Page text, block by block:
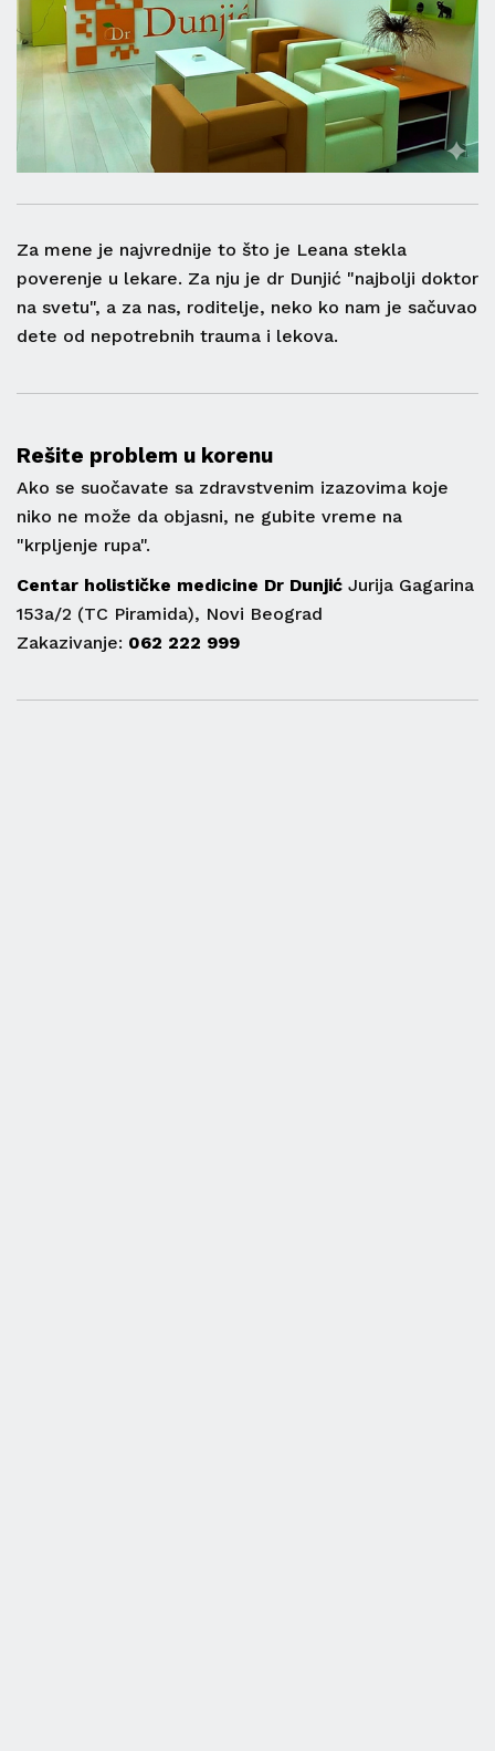
Za mene je najvrednije to što je Leana stekla
poverenje u lekare. Za nju je dr Dunjić "najbolji doktor
na svetu", a za nas, roditelje, neko ko nam je sačuvao
dete od nepotrebnih trauma i lekova.
Rešite problem u korenu
Ako se suočavate sa zdravstvenim izazovima koje
niko ne može da objasni, ne gubite vreme na
"krpljenje rupa".
Centar holističke medicine Dr Dunjić Jurija Gagarina
153a/2 (TC Piramida), Novi Beograd
Zakazivanje: 062 222 999